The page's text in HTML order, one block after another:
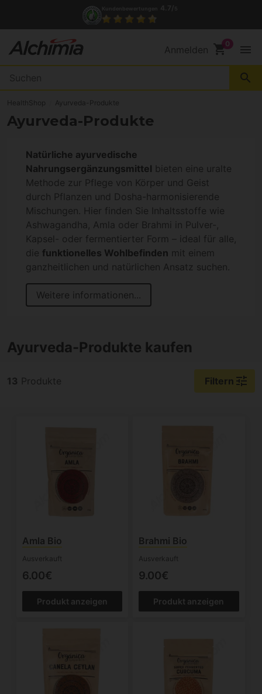
Anmelden shopping_cart menu
search
HealthShop Ayurveda-Produkte
Ayurveda-Produkte
Natürliche ayurvedische
Nahrungsergänzungsmittel bieten eine uralte
Methode zur Pflege von Körper und Geist
durch Pflanzen und Dosha-harmonisierende
Mischungen. Hier finden Sie Inhaltsstoffe wie
Ashwagandha, Amla oder Brahmi in Pulver-,
Kapsel- oder fermentierter Form – ideal für alle,
die funktionelles Wohlbefinden mit einem
ganzheitlichen und natürlichen Ansatz suchen.
Weitere informationen...
Ayurveda-Produkte kaufen
13 Produkte Filtern tune
Amla Bio
Ausverkauft
6.00€
Produkt anzeigen
Brahmi Bio
Ausverkauft
9.00€
Produkt anzeigen